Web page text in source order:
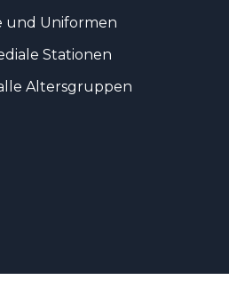
und Uniformen
Stationen
Altersgruppen